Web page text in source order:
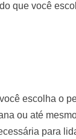
que você
escolha o
ou até
para